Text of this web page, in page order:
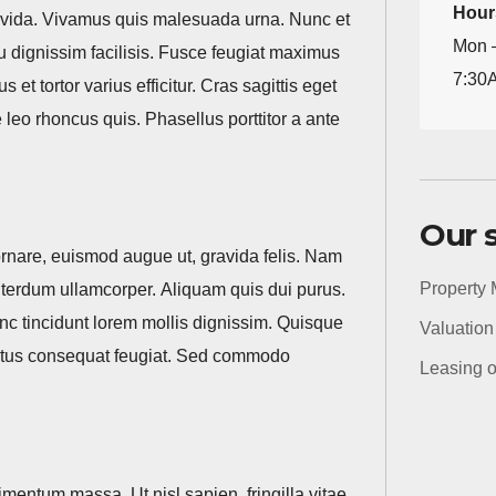
Vivamus quis malesuada urna. Nunc et
dignissim facilisis. Fusce feugiat maximus
et tortor varius efficitur. Cras sagittis eget
rhoncus quis. Phasellus porttitor a ante
euismod augue ut, gravida felis. Nam
ullamcorper. Aliquam quis dui purus.
tincidunt lorem mollis dignissim. Quisque
consequat feugiat. Sed commodo
Mon
Our
Property
Leasing